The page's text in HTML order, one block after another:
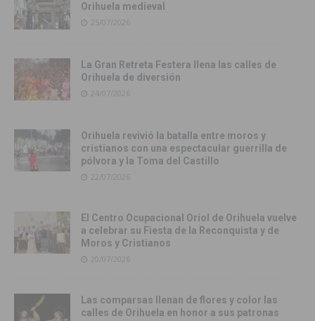
Orihuela medieval
25/07/2026
La Gran Retreta Festera llena las calles de
Orihuela de diversión
24/07/2026
Orihuela revivió la batalla entre moros y
cristianos con una espectacular guerrilla de
pólvora y la Toma del Castillo
22/07/2026
El Centro Ocupacional Oriol de Orihuela vuelve
a celebrar su Fiesta de la Reconquista y de
Moros y Cristianos
20/07/2026
Las comparsas llenan de flores y color las
calles de Orihuela en honor a sus patronas